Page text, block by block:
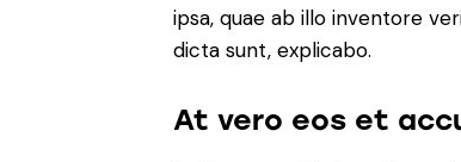
ipsa, quae ab illo inventore
dicta sunt, explicabo.
At vero eos et